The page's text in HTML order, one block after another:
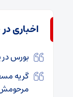
اخباری
بورس
گریه